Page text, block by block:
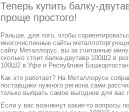
Теперь купить балку-
проще простого!
Раньше, для того, чтобы
многочисленные сайты
сайту Металлорус, вы за считанные
сколько стоит балка-двутавр 100Ш2 в
100Ш2 в Уфе и Республике
Как это работает? На Металлорусе
поставщики нужного региона сами
только выбрать самое выгодное для вас
Если у вас возникнут какие-то вопросы